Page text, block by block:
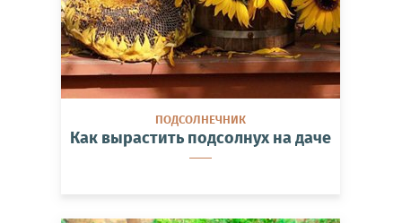
ПОДСОЛНЕЧНИК
Как вырастить подсолнух на даче